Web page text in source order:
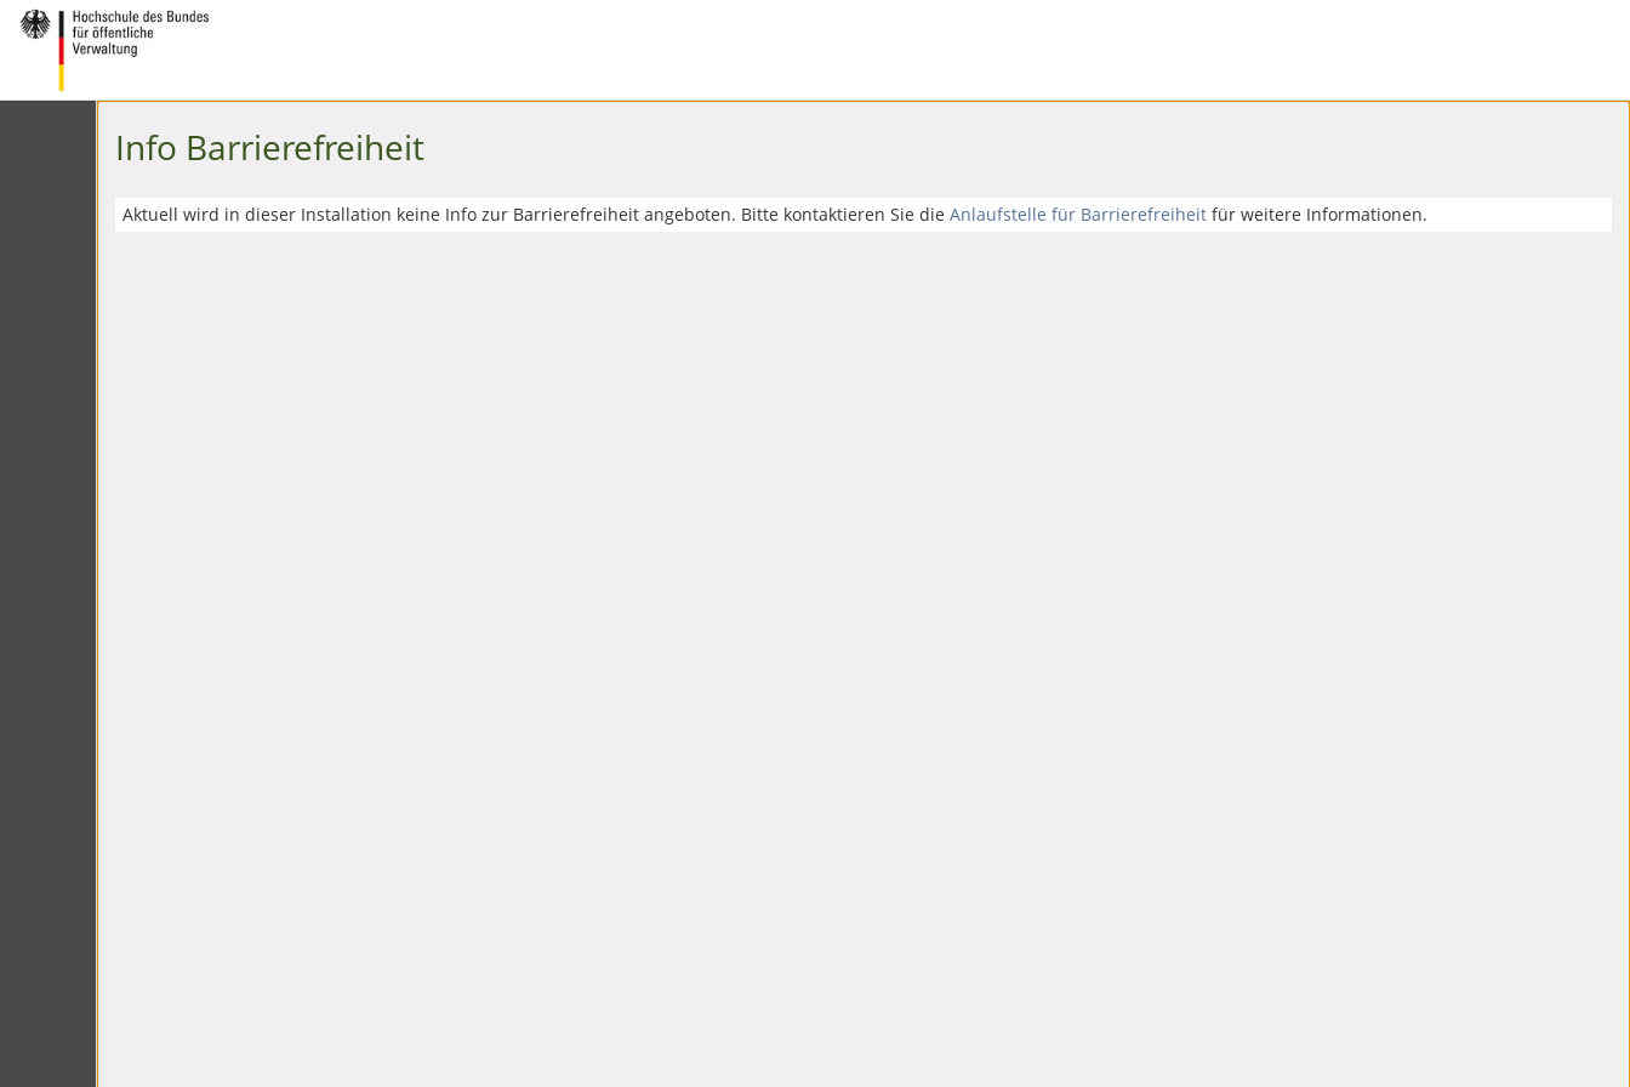
Info Barrierefreiheit
Aktuell wird in dieser Installation keine Info zur Barrierefreiheit angeboten. Bitte kontaktieren Sie die Anlaufstelle für Barrierefreiheit für weitere Informationen.